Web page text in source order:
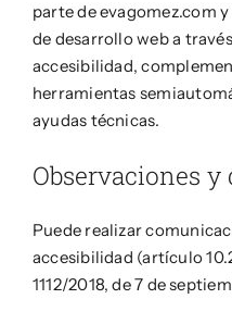
parte de evagomez.com
de desarrollo web a
accesibilidad,
herramientas
ayudas técnicas.
Observaciones
Puede realizar
accesibilidad (artículo
1112/2018, de 7 de